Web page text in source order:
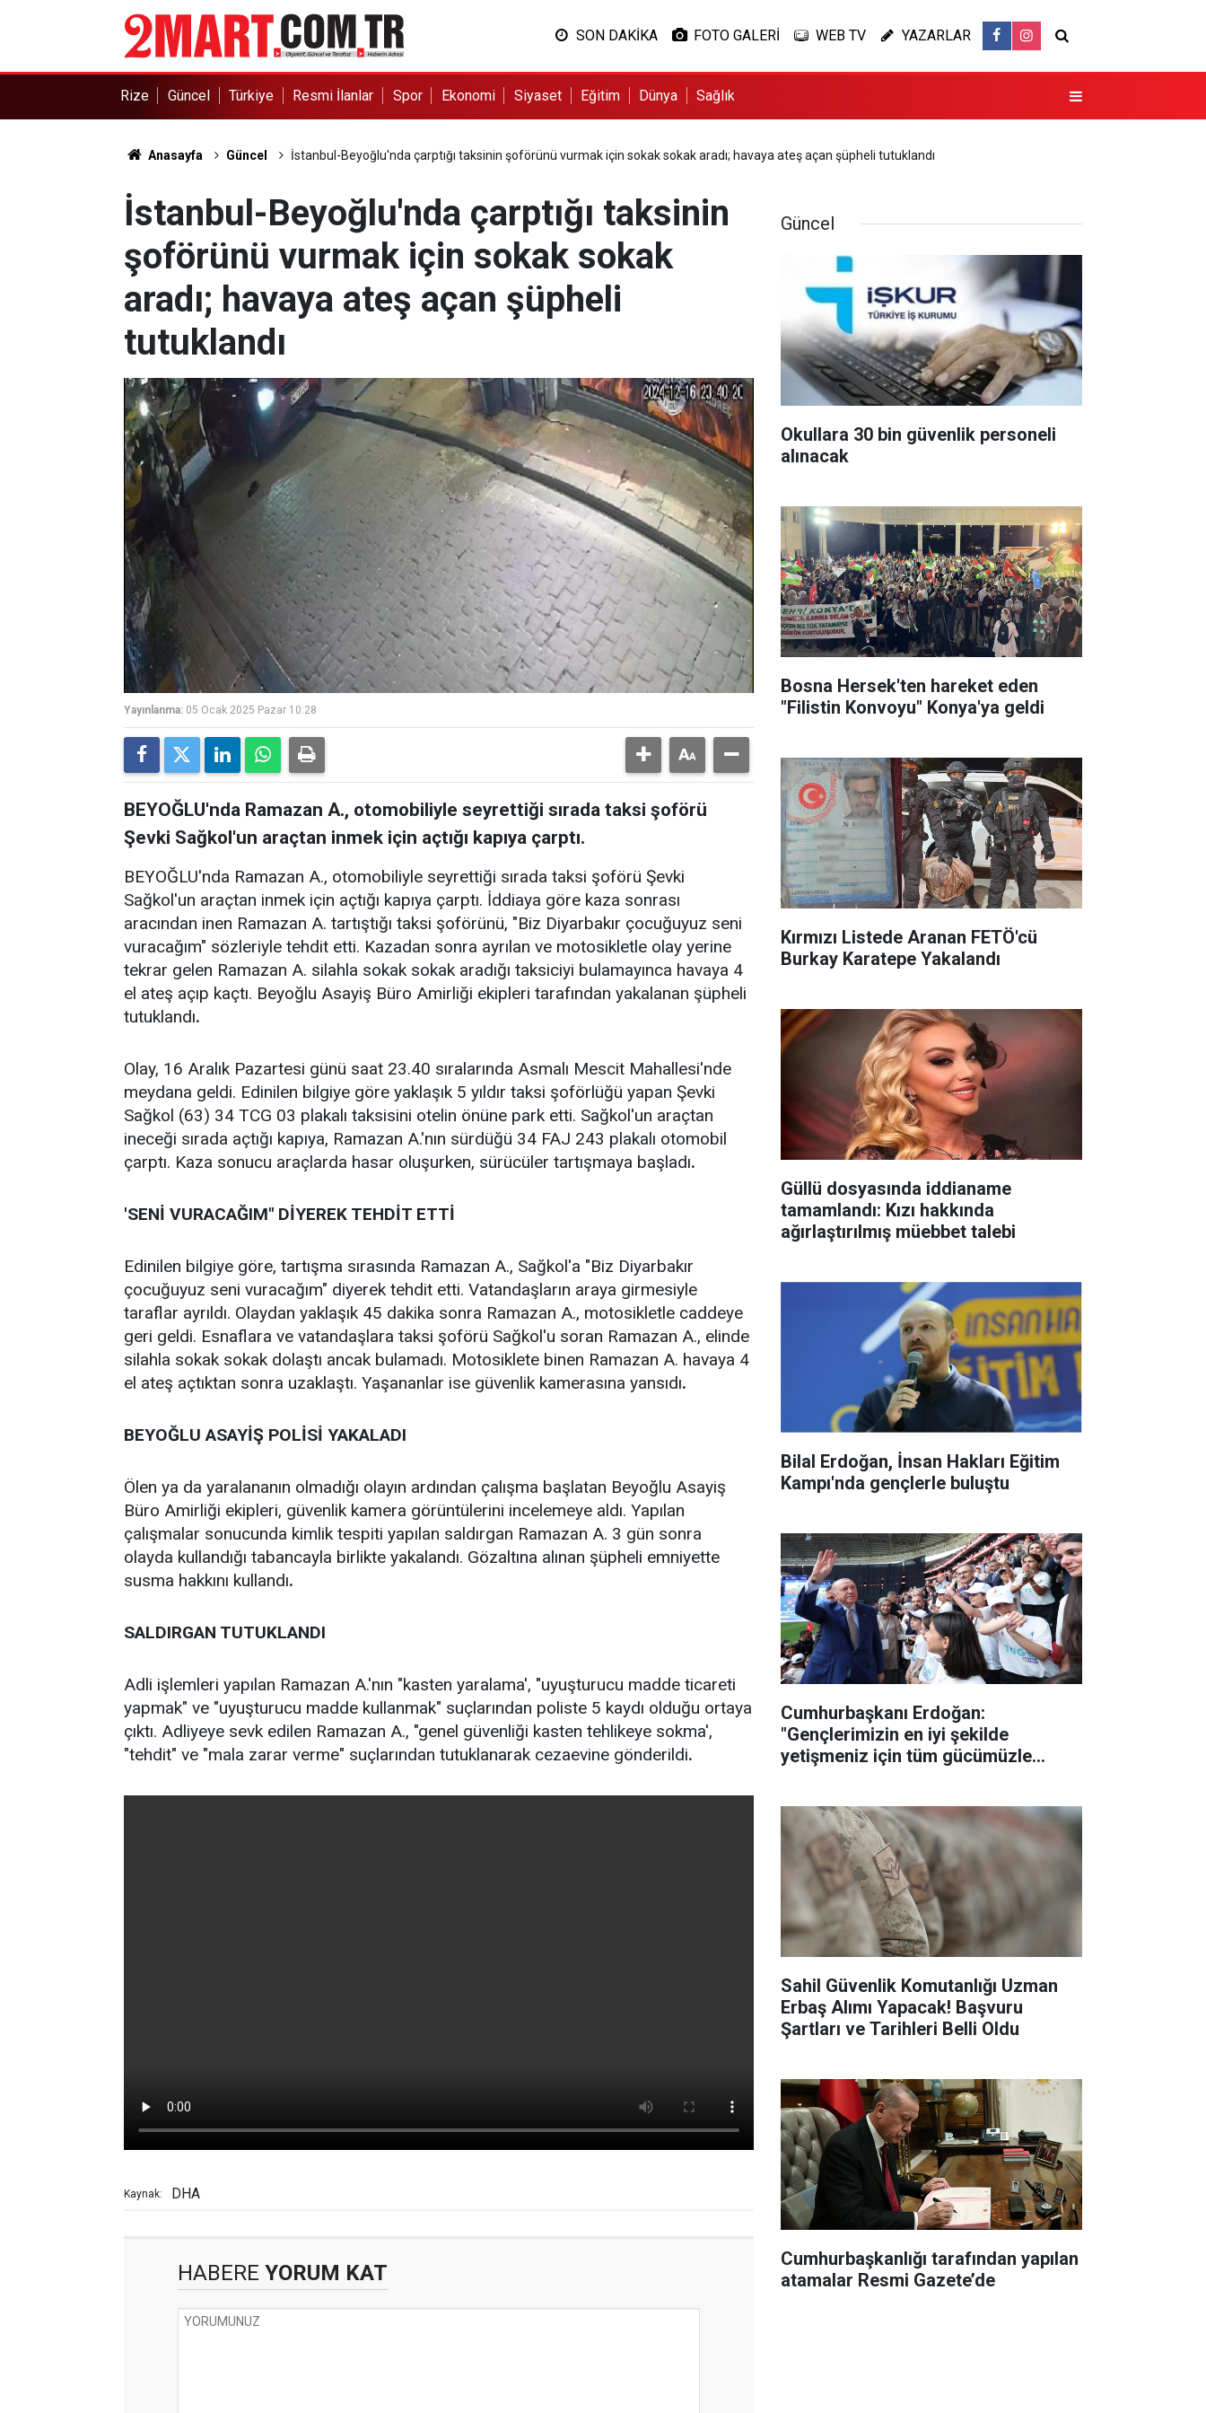
SON DAKİKA FOTO GALERİ WEB TV YAZARLAR
Rize Güncel Türkiye Resmi İlanlar Spor Ekonomi Siyaset Eğitim Dünya Sağlık
Anasayfa Güncel İstanbul-Beyoğlu'nda çarptığı taksinin şoförünü vurmak için sokak sokak aradı; havaya ateş açan şüpheli tutuklandı
İstanbul-Beyoğlu'nda çarptığı taksinin
şoförünü vurmak için sokak sokak
aradı; havaya ateş açan şüpheli
tutuklandı
Yayınlanma: 05 Ocak 2025 Pazar 10:28
BEYOĞLU'nda Ramazan A., otomobiliyle seyrettiği sırada taksi şoförü
Şevki Sağkol'un araçtan inmek için açtığı kapıya çarptı.
BEYOĞLU'nda Ramazan A., otomobiliyle seyrettiği sırada taksi şoförü Şevki
Sağkol'un araçtan inmek için açtığı kapıya çarptı. İddiaya göre kaza sonrası
aracından inen Ramazan A. tartıştığı taksi şoförünü, "Biz Diyarbakır çocuğuyuz seni
vuracağım" sözleriyle tehdit etti. Kazadan sonra ayrılan ve motosikletle olay yerine
tekrar gelen Ramazan A. silahla sokak sokak aradığı taksiciyi bulamayınca havaya 4
el ateş açıp kaçtı. Beyoğlu Asayiş Büro Amirliği ekipleri tarafından yakalanan şüpheli
tutuklandı.
Olay, 16 Aralık Pazartesi günü saat 23.40 sıralarında Asmalı Mescit Mahallesi'nde
meydana geldi. Edinilen bilgiye göre yaklaşık 5 yıldır taksi şoförlüğü yapan Şevki
Sağkol (63) 34 TCG 03 plakalı taksisini otelin önüne park etti. Sağkol'un araçtan
ineceği sırada açtığı kapıya, Ramazan A.'nın sürdüğü 34 FAJ 243 plakalı otomobil
çarptı. Kaza sonucu araçlarda hasar oluşurken, sürücüler tartışmaya başladı.
'SENİ VURACAĞIM" DİYEREK TEHDİT ETTİ
Edinilen bilgiye göre, tartışma sırasında Ramazan A., Sağkol'a "Biz Diyarbakır
çocuğuyuz seni vuracağım" diyerek tehdit etti. Vatandaşların araya girmesiyle
taraflar ayrıldı. Olaydan yaklaşık 45 dakika sonra Ramazan A., motosikletle caddeye
geri geldi. Esnaflara ve vatandaşlara taksi şoförü Sağkol'u soran Ramazan A., elinde
silahla sokak sokak dolaştı ancak bulamadı. Motosiklete binen Ramazan A. havaya 4
el ateş açtıktan sonra uzaklaştı. Yaşananlar ise güvenlik kamerasına yansıdı.
BEYOĞLU ASAYİŞ POLİSİ YAKALADI
Ölen ya da yaralananın olmadığı olayın ardından çalışma başlatan Beyoğlu Asayiş
Büro Amirliği ekipleri, güvenlik kamera görüntülerini incelemeye aldı. Yapılan
çalışmalar sonucunda kimlik tespiti yapılan saldırgan Ramazan A. 3 gün sonra
olayda kullandığı tabancayla birlikte yakalandı. Gözaltına alınan şüpheli emniyette
susma hakkını kullandı.
SALDIRGAN TUTUKLANDI
Adli işlemleri yapılan Ramazan A.'nın "kasten yaralama', "uyuşturucu madde ticareti
yapmak" ve "uyuşturucu madde kullanmak" suçlarından poliste 5 kaydı olduğu ortaya
çıktı. Adliyeye sevk edilen Ramazan A., "genel güvenliği kasten tehlikeye sokma',
"tehdit" ve "mala zarar verme" suçlarından tutuklanarak cezaevine gönderildi.
Kaynak: DHA
HABERE YORUM KAT
Güncel
Okullara 30 bin güvenlik personeli
alınacak
Bosna Hersek'ten hareket eden
"Filistin Konvoyu" Konya'ya geldi
Kırmızı Listede Aranan FETÖ'cü
Burkay Karatepe Yakalandı
Güllü dosyasında iddianame
tamamlandı: Kızı hakkında
ağırlaştırılmış müebbet talebi
Bilal Erdoğan, İnsan Hakları Eğitim
Kampı'nda gençlerle buluştu
Cumhurbaşkanı Erdoğan:
"Gençlerimizin en iyi şekilde
yetişmeniz için tüm gücümüzle
Sahil Güvenlik Komutanlığı Uzman
Erbaş Alımı Yapacak! Başvuru
Şartları ve Tarihleri Belli Oldu
Cumhurbaşkanlığı tarafından yapılan
atamalar Resmi Gazete’de